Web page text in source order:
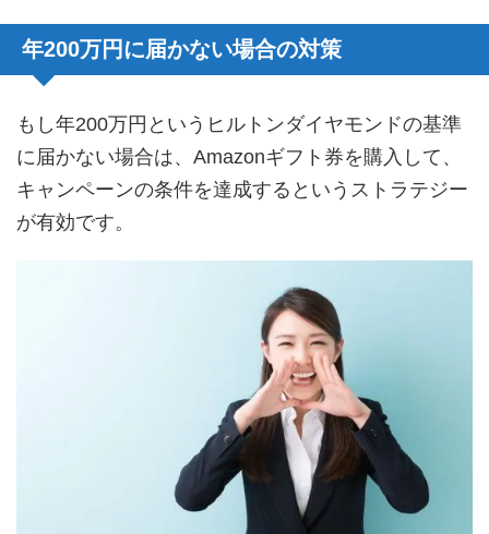
年200万円に届かない場合の対策
もし年200万円というヒルトンダイヤモンドの基準
に届かない場合は、Amazonギフト券を購入して、
キャンペーンの条件を達成するというストラテジー
が有効です。